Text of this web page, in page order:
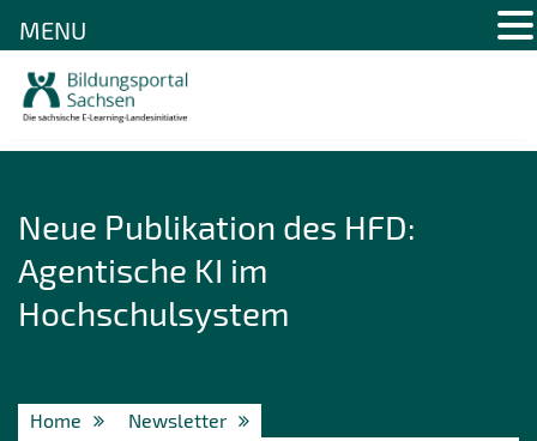
Neue Publikation des HFD:
Agentische KI im
Hochschulsystem
Home
Newsletter
MENU